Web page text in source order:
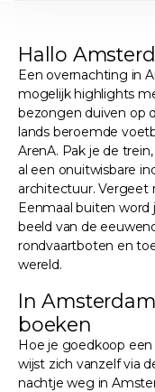
Hallo
Een overnachting in
mogelijk highlights
bezongen duiven op
lands beroemde
ArenA. Pak je de
al een onuitwisbare
architectuur. Vergeet
Eenmaal buiten
beeld van de
rondvaartboten en
wereld.
In
boeken
Hoe je goedkoop
wijst zich vanzelf via
nachtje weg in